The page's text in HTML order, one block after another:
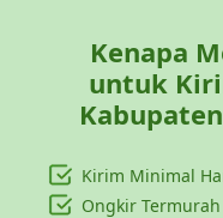
Kenapa
untuk
Kirim Minimal
Ongkir